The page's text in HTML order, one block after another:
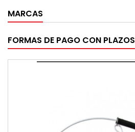
MARCAS
FORMAS DE PAGO CON PLAZOS